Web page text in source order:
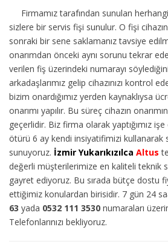
Firmamız tarafından sunulan
sizlere bir servis fişi sunulur. O fişi
sonraki bir sene saklamanız tavsiye
onarımdan önceki aynı sorunu tekrar
verilen fiş üzerindeki numarayı
arkadaşlarımız gelip cihazınızı kontrol
bizim onardığımız yerden kaynaklıysa
onarımı yapılır. Bu süreç cihazın
geçerlidir. Biz firma olarak yaptığımız
ötürü 6 ay kendi insiyatifimizi kullanarak
sunuyoruz. İzmir Yukarıkızılca Altus
değerli müşterilerimize en kaliteli teknik
gayret ediyoruz. Bu sırada bütçe dostu
ettiğimiz konulardan birisidir. 7 gün 24
63 yada 0532 111 3530 numaraları
Telefonlarınızı bekliyoruz.